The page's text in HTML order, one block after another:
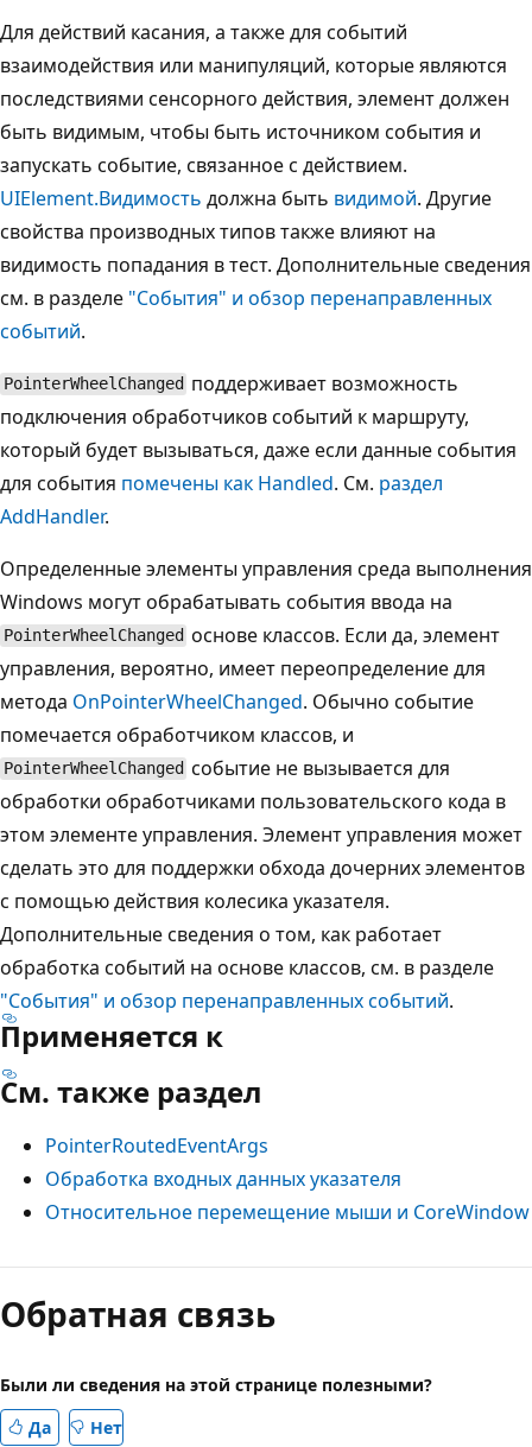
Для действий касания, а также для событий
взаимодействия или манипуляций, которые являются
последствиями сенсорного действия, элемент должен
быть видимым, чтобы быть источником события и
запускать событие, связанное с действием.
UIElement.Видимость должна быть видимой. Другие
свойства производных типов также влияют на
видимость попадания в тест. Дополнительные сведения
см. в разделе "События" и обзор перенаправленных
событий.
PointerWheelChanged поддерживает возможность
подключения обработчиков событий к маршруту,
который будет вызываться, даже если данные события
для события помечены как Handled. См. раздел
AddHandler.
Определенные элементы управления среда выполнения
Windows могут обрабатывать события ввода на
PointerWheelChanged основе классов. Если да, элемент
управления, вероятно, имеет переопределение для
метода OnPointerWheelChanged. Обычно событие
помечается обработчиком классов, и
PointerWheelChanged событие не вызывается для
обработки обработчиками пользовательского кода в
этом элементе управления. Элемент управления может
сделать это для поддержки обхода дочерних элементов
с помощью действия колесика указателя.
Дополнительные сведения о том, как работает
обработка событий на основе классов, см. в разделе
"События" и обзор перенаправленных событий.
Применяется к
См. также раздел
PointerRoutedEventArgs
Обработка входных данных указателя
Относительное перемещение мыши и CoreWindow
Режим
чтения
выключен
Обратная связь
Были ли сведения на этой странице полезными?
Да
Нет